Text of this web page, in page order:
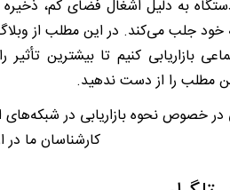
به دلیل اشغال فضای کم،
خود جلب می‌کند. در این مطلب از
بازاریابی کنیم تا بیشترین
مطلب را از دست ندهید.
در خصوص نحوه بازاریابی در
کارشناسان ما در